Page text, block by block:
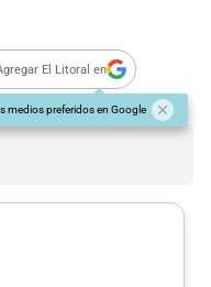
El Litoral en
medios preferidos en Google